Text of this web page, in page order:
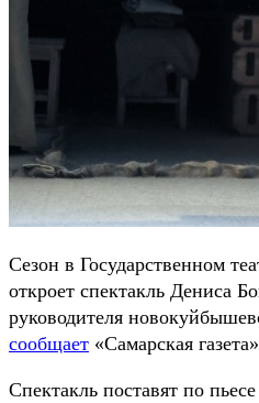
Сезон в Государственном
откроет спектакль Дениса
руководителя
сообщает «Самарская
Спектакль поставят по